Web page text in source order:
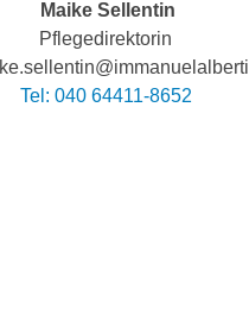
Maike Sellentin
Pflegedirektorin
Tel: 040 64411-8652